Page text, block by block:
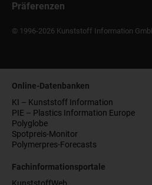
Präferenzen
© 1996-2026 Kunststoff Information
Online-Datenbanken
KI – Kunststoff Information
PIE – Plastics Information Europe
Polyglobe
Spotpreis-Monitor
Polymerpres-Forecasts
Fachinformationsportale